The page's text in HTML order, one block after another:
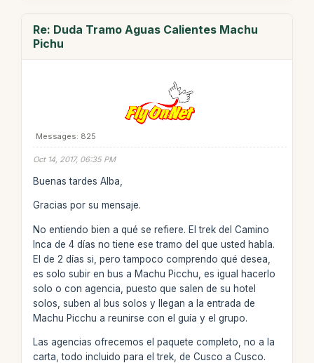
Re: Duda Tramo Aguas Calientes Machu
Pichu
Messages: 825
Oct 14, 2017, 06:35 PM
Buenas tardes Alba,
Gracias por su mensaje.
No entiendo bien a qué se refiere. El trek del Camino
Inca de 4 días no tiene ese tramo del que usted habla.
El de 2 días si, pero tampoco comprendo qué desea,
es solo subir en bus a Machu Picchu, es igual hacerlo
solo o con agencia, puesto que salen de su hotel
solos, suben al bus solos y llegan a la entrada de
Machu Picchu a reunirse con el guía y el grupo.
Las agencias ofrecemos el paquete completo, no a la
carta, todo incluido para el trek, de Cusco a Cusco.